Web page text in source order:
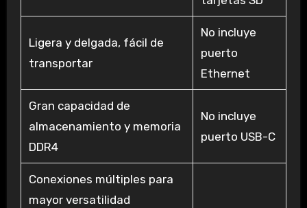
Ligera y delgada, fácil de
transportar
No incluye
puerto
Ethernet
Gran capacidad de
almacenamiento y memoria
DDR4
No incluye
puerto USB-C
Conexiones múltiples para
mayor versatilidad